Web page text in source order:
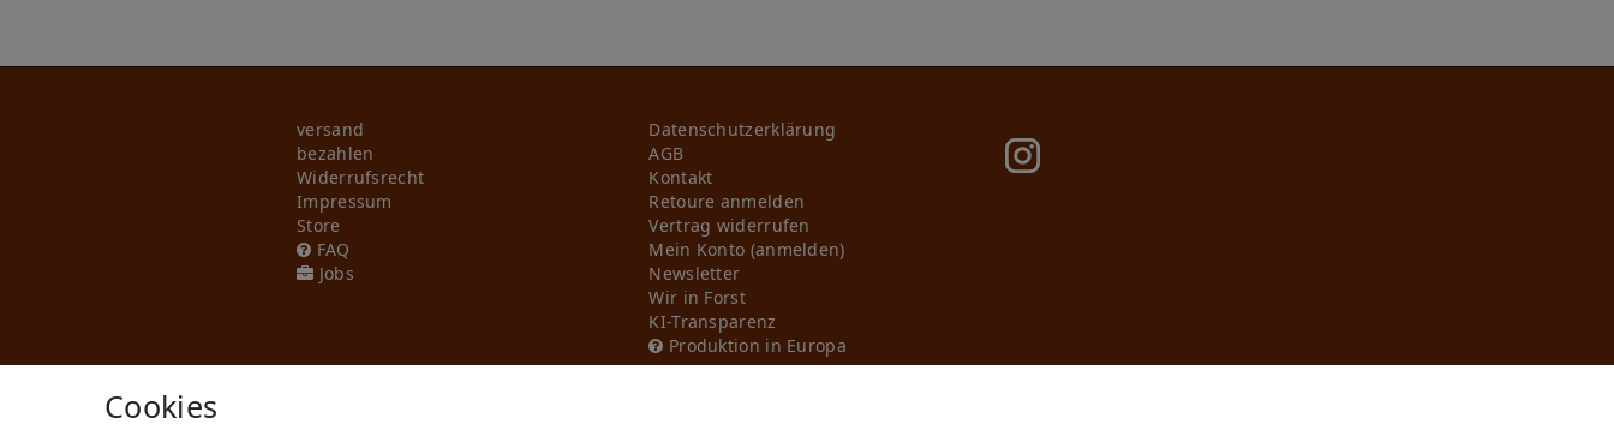
versand
bezahlen
Widerrufs­recht
Impressum
Store
FAQ
Jobs
Daten­schutz­erklärung
AGB
Kontakt
Retoure anmelden
Vertrag widerrufen
Mein Konto (anmelden)
Newsletter
Wir in Forst
KI-Transparenz
Produktion in Europa
Cookies